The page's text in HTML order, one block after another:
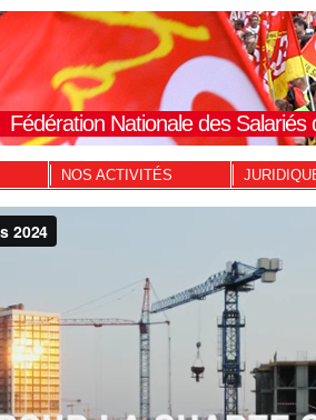
Fédération Nationale des
NOS ACTIVITÉS